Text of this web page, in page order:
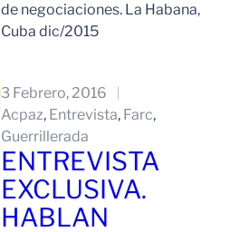
de negociaciones. La Habana,
Cuba dic/2015
3 Febrero, 2016
Acpaz, Entrevista, Farc
Guerrillerada
ENTREVISTA
EXCLUSIVA.
HABLAN